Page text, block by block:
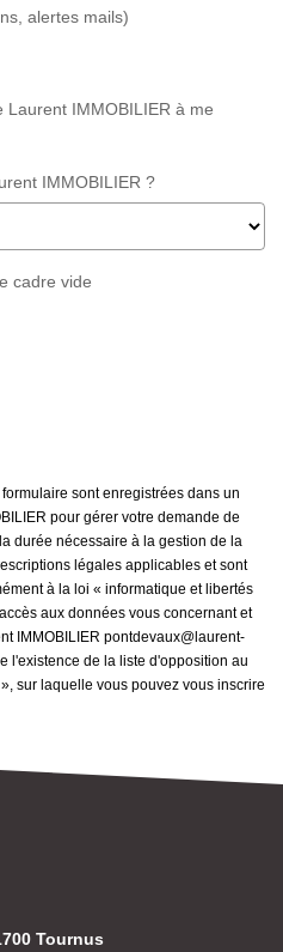
alertes mails)
IMMOBILIER à me
IMMOBILIER ?
cadre vide
sont enregistrées dans un
pour gérer votre demande de
durée nécessaire à la gestion de la
légales applicables et sont
à la loi « informatique et libertés
aux données vous concernant et
IMMOBILIER pontdevaux@laurent-
l'existence de la liste d'opposition au
sur laquelle vous pouvez vous inscrire
Tournus